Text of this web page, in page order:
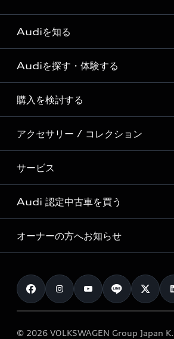
Audiを知る
Audi ブランド
Story of Progress
Audi Sport
Formula 1®
デジタルサービス
Audiを探す・体験する
ディーラー検索
新車在庫検索
試乗車・展示車検索
見積り依頼
試乗予約
購入を検討する
モデル一覧
特別仕様モデル / 限定モデル
e-tronラインアップ
価格シミュレーション
車両比較
カタログ一覧
アクセサリー / コレクション
純正アクセサリー
オンラインショップ
Audi collection
アウディナビアプリ
サービス
サービス入庫予約
サービスプログラム
メンテナンス
車検 / 定期点検
e-tronアフターサポート
Audi 認定中古車を買う
Audi認定中古車
クオリティ
保証
メンテナンス
オーナーの方へお知らせ
お知らせ
オーナー様向けキャンペーン
© 2026 VOLKSWAGEN Group Japan